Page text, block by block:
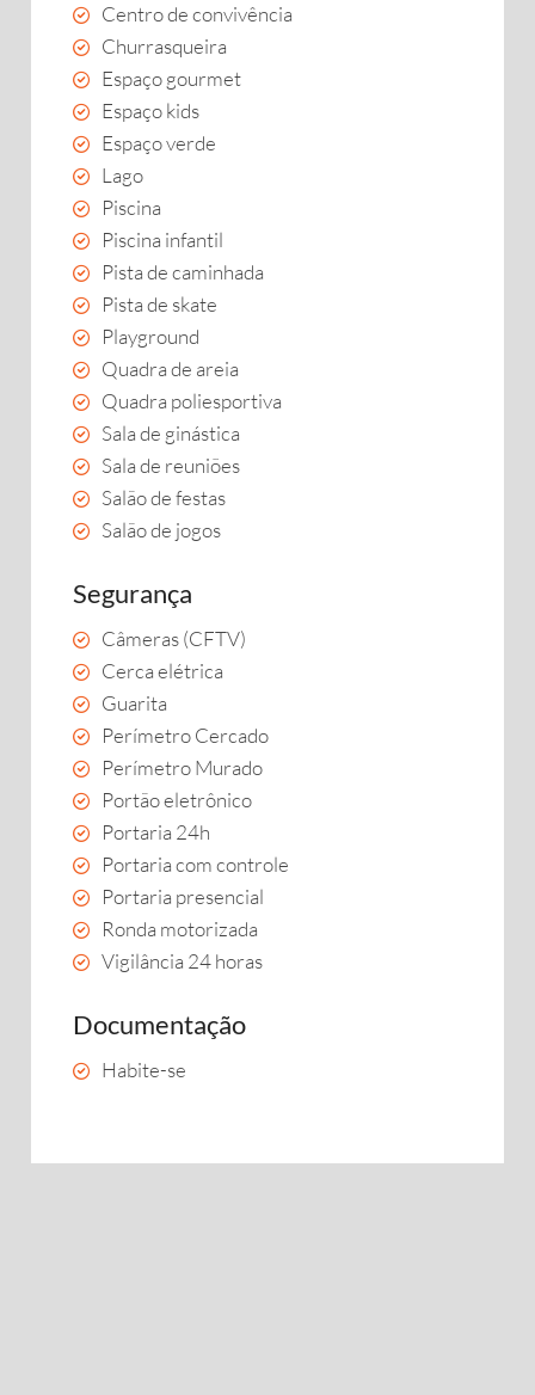
Centro de convivência
Churrasqueira
Espaço gourmet
Espaço kids
Espaço verde
Lago
Piscina
Piscina infantil
Pista de caminhada
Pista de skate
Playground
Quadra de areia
Quadra poliesportiva
Sala de ginástica
Sala de reuniões
Salão de festas
Salão de jogos
Segurança
Câmeras (CFTV)
Cerca elétrica
Guarita
Perímetro Cercado
Perímetro Murado
Portão eletrônico
Portaria 24h
Portaria com controle
Portaria presencial
Ronda motorizada
Vigilância 24 horas
Documentação
Habite-se